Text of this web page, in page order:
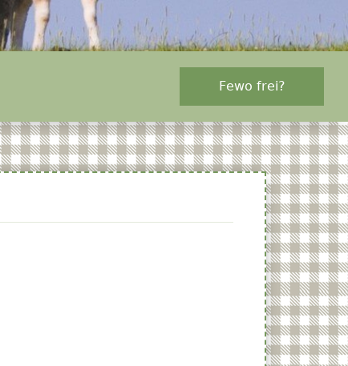
Fewo frei?